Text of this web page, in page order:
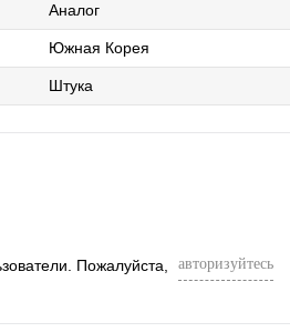
Аналог
Южная Корея
Штука
Пожалуйста, авторизуйтесь